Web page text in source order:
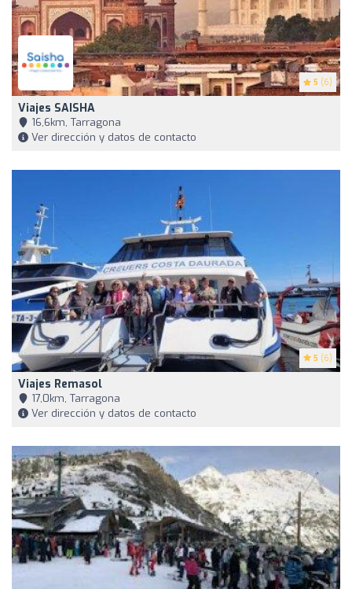
5 (6)
Viajes SAISHA
16,6km, Tarragona
Ver dirección y datos de contacto
5 (6)
Viajes Remasol
17,0km, Tarragona
Ver dirección y datos de contacto